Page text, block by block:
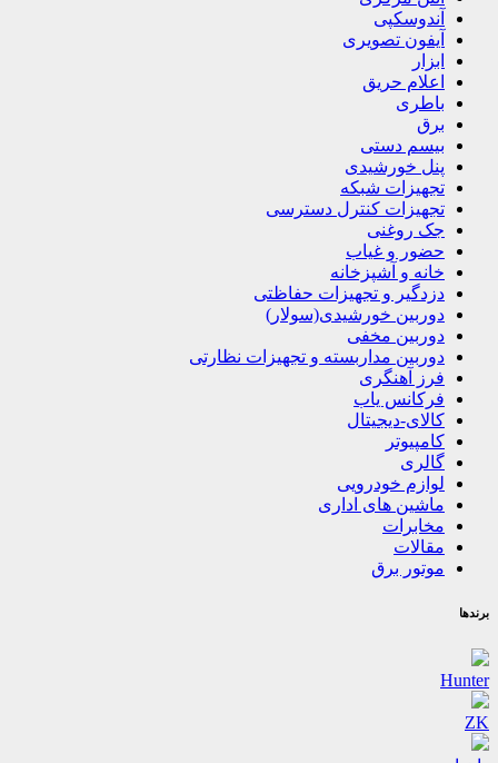
آندوسکپی
آیفون تصویری
ابزار
اعلام حریق
باطری
برق
بیسم دستی
پنل خورشیدی
تجهیزات شبکه
تجهیزات کنترل دسترسی
جک روغنی
حضور و غیاب
خانه و آشپزخانه
دزدگیر و تجهیزات حفاظتی
دوربین خورشیدی(سولار)
دوربین مخفی
دوربین مداربسته و تجهیزات نظارتی
فرز آهنگری
فرکانس یاب
کالای-دیجیتال
کامپیوتر
گالری
لوازم خودرویی
ماشین های اداری
مخابرات
مقالات
موتور برق
برندها
Hunter
ZK